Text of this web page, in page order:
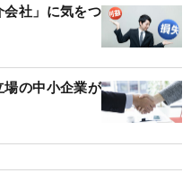
社」に気をつ
の中小企業が